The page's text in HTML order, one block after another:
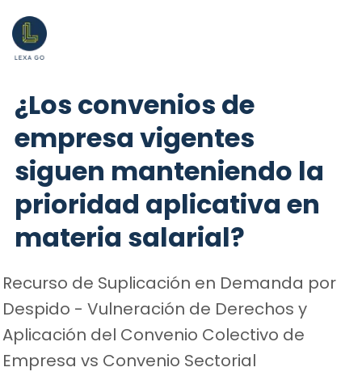
¿Los convenios de
empresa vigentes
siguen manteniendo la
prioridad aplicativa en
materia salarial?
Recurso de Suplicación en Demanda por
Despido - Vulneración de Derechos y
Aplicación del Convenio Colectivo de
Empresa vs Convenio Sectorial